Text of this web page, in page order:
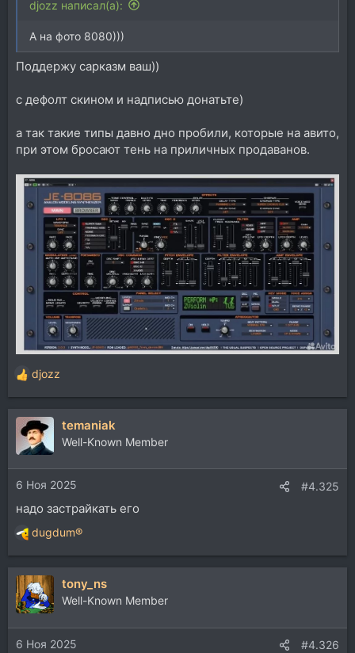
djozz написал(а):
А на фото 8080)))
Поддержу сарказм ваш))
с дефолт скином и надписью донатьте)
а так такие типы давно дно пробили, которые на авито,
при этом бросают тень на приличных продаванов.
Р
е
а
ц
и
и
:
djozz
temaniak
Well-Known Member
6 Ноя 2025 #4.325
надо застрайкать его
Р
е
а
к
ц
и
и
:
dugdum®
tony_ns
Well-Known Member
6 Ноя 2025 #4.326